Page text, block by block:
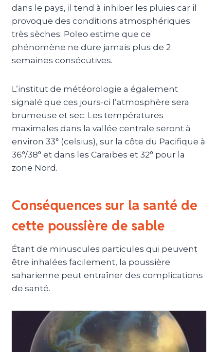
dans le pays, il tend à inhiber les pluies car il
provoque des conditions atmosphériques
très sèches. Poleo estime que ce
phénomène ne dure jamais plus de 2
semaines consécutives.
L’institut de météorologie a également
signalé que ces jours-ci l’atmosphère sera
brumeuse et sec. Les températures
maximales dans la vallée centrale seront à
environ 33° (celsius), sur la côte du Pacifique à
36°/38° et dans les Caraïbes et 32​​° pour la
zone Nord.
Conséquences sur la santé de
cette poussière de sable
Étant de minuscules particules qui peuvent
être inhalées facilement, la poussière
saharienne peut entraîner des complications
de santé.